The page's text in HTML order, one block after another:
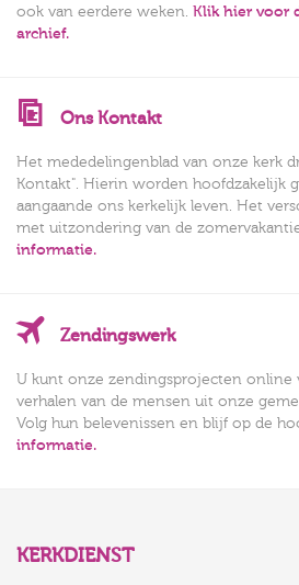
ook van eerdere weken. Klik hier voor
archief.
Ons Kontakt
Het mededelingenblad van onze kerk
Kontakt". Hierin worden hoofdzakelijk
aangaande ons kerkelijk leven. Het
met uitzondering van de
informatie.
Zendingswerk
U kunt onze zendingsprojecten online
verhalen van de mensen uit onze
Volg hun belevenissen en blijf op de
informatie.
KERKDIENST